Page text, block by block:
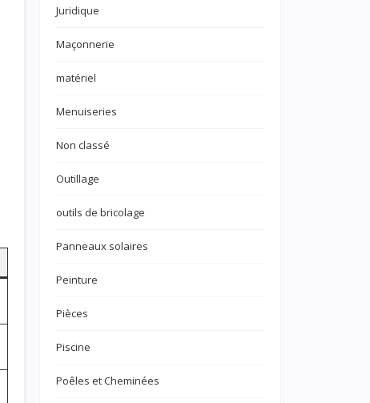
Juridique
Maçonnerie
matériel
Menuiseries
Non classé
Outillage
outils de bricolage
Panneaux solaires
Peinture
Pièces
Piscine
Poêles et Cheminées